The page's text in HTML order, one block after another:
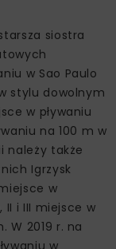
siostra
w Sao Paulo
stylu dowolnym
w pływaniu
na 100 m w
należy także
Igrzysk
w
II i III miejsce w
W 2019 r. na
w